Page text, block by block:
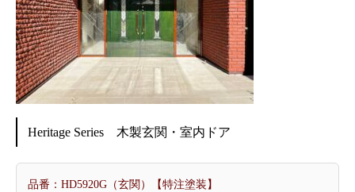
Heritage Series 木製玄関・室内ドア
品番：HD5920G（玄関）【特注塗装】